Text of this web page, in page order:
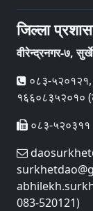
जिल्ला
वीरेन्द्रनगर-७,
०८३-
१६६०८३५२०१०
०८३-५२०३११
083-520121)